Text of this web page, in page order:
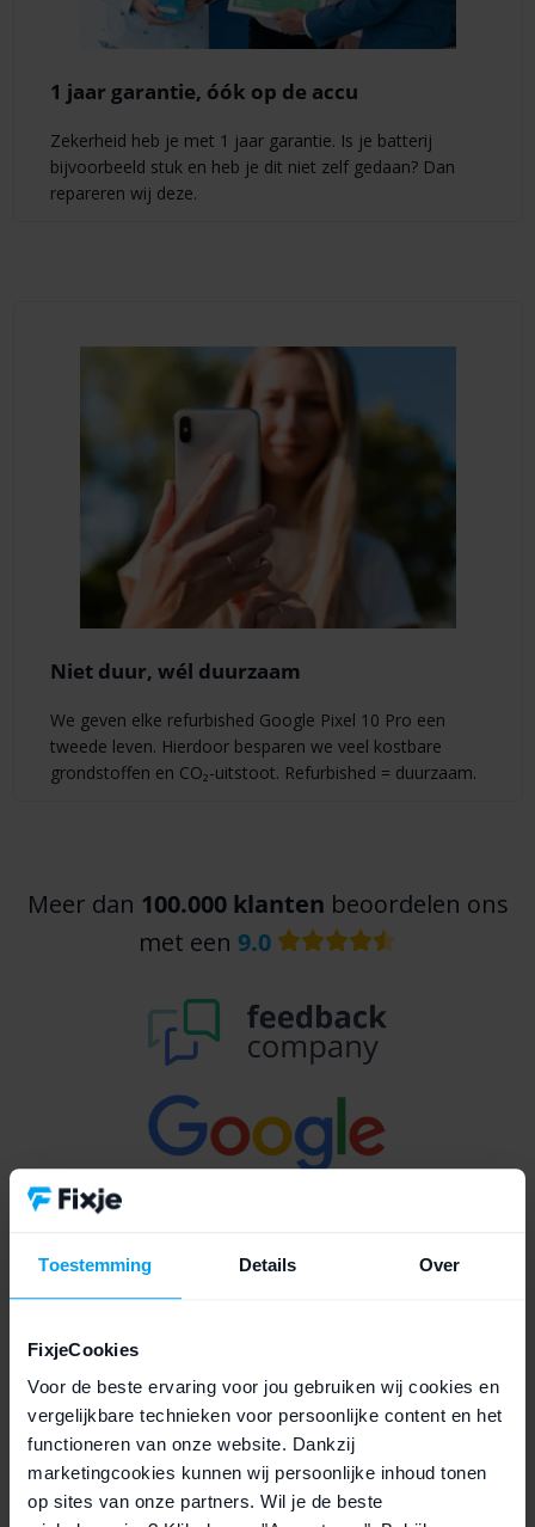
Toestemming Details Over
FixjeCookies
Voor de beste ervaring voor jou gebruiken wij cookies en
vergelijkbare technieken voor persoonlijke content en het
functioneren van onze website. Dankzij
marketingcookies kunnen wij persoonlijke inhoud tonen
op sites van onze partners. Wil je de beste
1 jaar garantie, óók op de accu
Zekerheid heb je met 1 jaar garantie. Is je batterij
bijvoorbeeld stuk en heb je dit niet zelf gedaan? Dan
repareren wij deze.
Niet duur, wél duurzaam
We geven elke refurbished Google Pixel 10 Pro een
tweede leven. Hierdoor besparen we veel kostbare
grondstoffen en CO₂-uitstoot. Refurbished = duurzaam.
Meer dan 100.000 klanten beoordelen ons
met een 9.0
Wat is een refurbished Google Pixel
10 Pro?
Een refurbished Google Pixel 10 Pro is een eerder gebruikt toestel